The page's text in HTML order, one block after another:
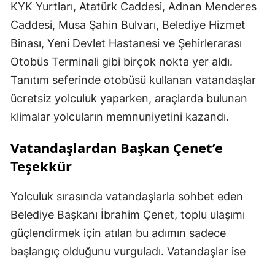
KYK Yurtları, Atatürk Caddesi, Adnan Menderes
Caddesi, Musa Şahin Bulvarı, Belediye Hizmet
Binası, Yeni Devlet Hastanesi ve Şehirlerarası
Otobüs Terminali gibi birçok nokta yer aldı.
Tanıtım seferinde otobüsü kullanan vatandaşlar
ücretsiz yolculuk yaparken, araçlarda bulunan
klimalar yolcuların memnuniyetini kazandı.
Vatandaşlardan Başkan Çenet’e
Teşekkür
Yolculuk sırasında vatandaşlarla sohbet eden
Belediye Başkanı İbrahim Çenet, toplu ulaşımı
güçlendirmek için atılan bu adımın sadece
başlangıç olduğunu vurguladı. Vatandaşlar ise